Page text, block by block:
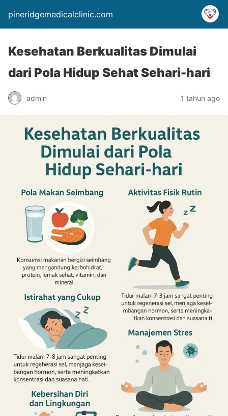
pineridgemedicalclinic.com
Kesehatan Berkualitas Dimulai
dari Pola Hidup Sehat Sehari-hari
admin 1 tahun ago